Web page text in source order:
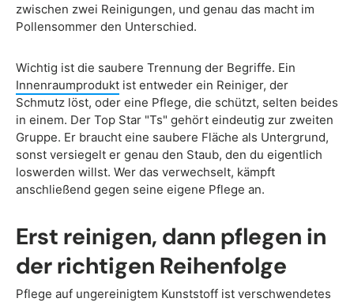
zwischen zwei Reinigungen, und genau das macht im
Pollensommer den Unterschied.
Wichtig ist die saubere Trennung der Begriffe. Ein
Innenraumprodukt ist entweder ein Reiniger, der
Schmutz löst, oder eine Pflege, die schützt, selten beides
in einem. Der Top Star "Ts" gehört eindeutig zur zweiten
Gruppe. Er braucht eine saubere Fläche als Untergrund,
sonst versiegelt er genau den Staub, den du eigentlich
loswerden willst. Wer das verwechselt, kämpft
anschließend gegen seine eigene Pflege an.
Erst reinigen, dann pflegen in
der richtigen Reihenfolge
Pflege auf ungereinigtem Kunststoff ist verschwendetes